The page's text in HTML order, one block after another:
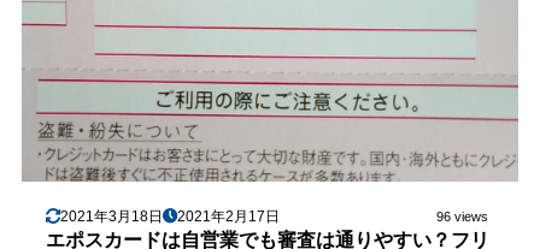
2021年3月18日 2021年2月17日 96 views
エポスカードは自営業でも審査は通りやすい？フリ